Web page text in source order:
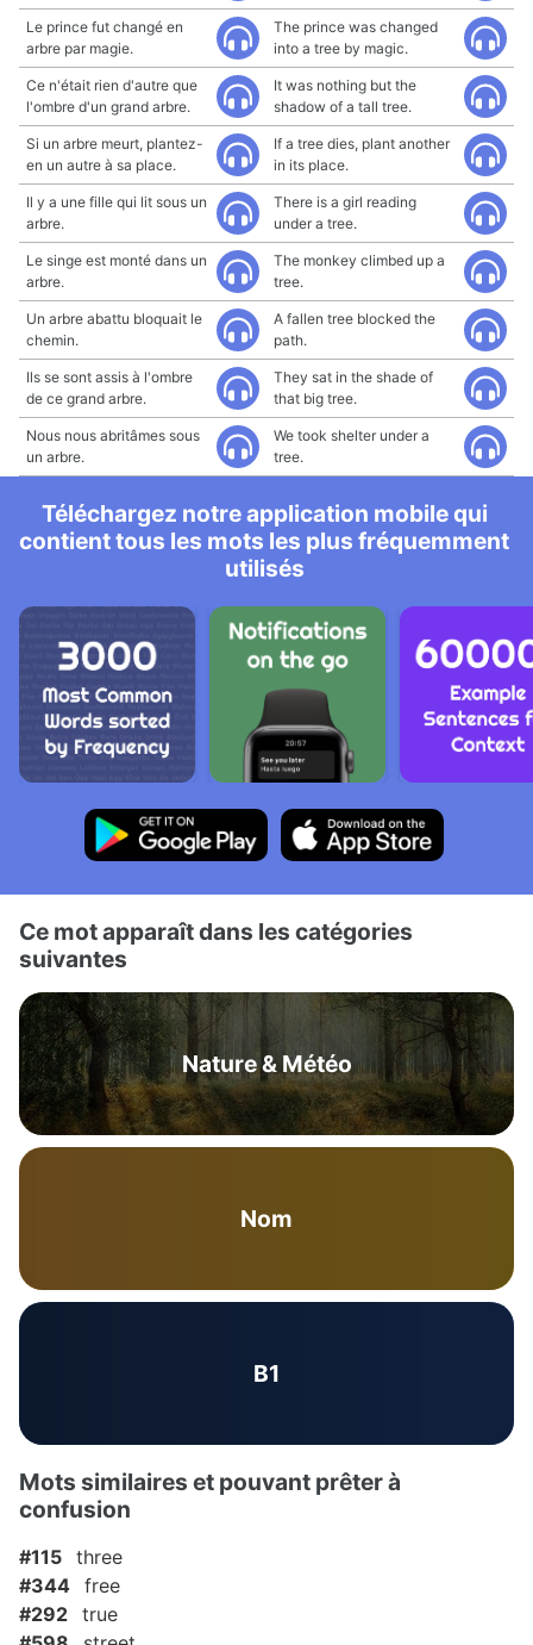
Le prince fut changé en
arbre par magie.
The prince was changed
into a tree by magic.
Ce n'était rien d'autre que
l'ombre d'un grand arbre.
It was nothing but the
shadow of a tall tree.
Si un arbre meurt, plantez-
en un autre à sa place.
If a tree dies, plant another
in its place.
Il y a une fille qui lit sous un
arbre.
There is a girl reading
under a tree.
Le singe est monté dans un
arbre.
The monkey climbed up a
tree.
Un arbre abattu bloquait le
chemin.
A fallen tree blocked the
path.
Ils se sont assis à l'ombre
de ce grand arbre.
They sat in the shade of
that big tree.
Nous nous abritâmes sous
un arbre.
We took shelter under a
tree.
Téléchargez notre application mobile qui
contient tous les mots les plus fréquemment
utilisés
Ce mot apparaît dans les catégories
suivantes
Nature & Météo
Nom
B1
Mots similaires et pouvant prêter à
confusion
#115 three
#344 free
#292 true